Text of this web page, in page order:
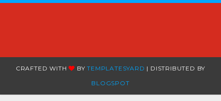
CRAFTED WITH BYTEMPLATESYARD | DISTRIBUTED BY
BLOGSPOT